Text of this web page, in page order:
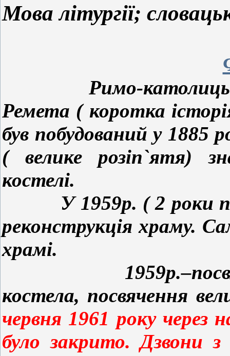
Мова літургії;
Римо-католицький
Ремета ( коротка
був побудований у 1885
( велике розіп`ятя)
костелі.
У 1959р. ( 2 роки
реконструкція храму.
храмі.
костела, посвячення
червня 1961 року через
було закрито. Дзвони